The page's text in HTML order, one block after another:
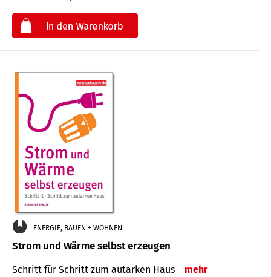
ENERGIE, BAUEN + WOHNEN
Strom und Wärme selbst erzeugen
Schritt für Schritt zum autarken Haus mehr